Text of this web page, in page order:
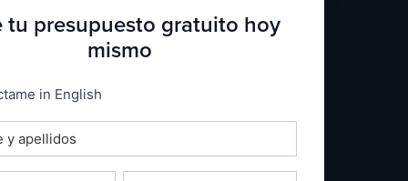
tu presupuesto gratuito hoy
mismo
in English